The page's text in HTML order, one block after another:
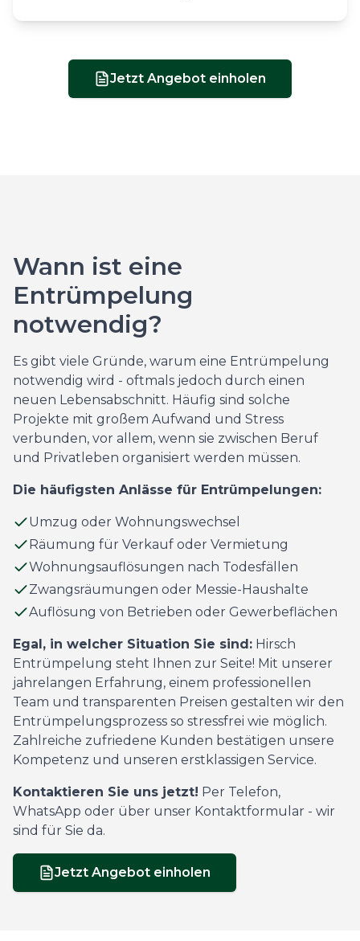
Jetzt Angebot einholen
Wann ist eine
Entrümpelung
notwendig?
Es gibt viele Gründe, warum eine Entrümpelung
notwendig wird - oftmals jedoch durch einen
neuen Lebensabschnitt. Häufig sind solche
Projekte mit großem Aufwand und Stress
verbunden, vor allem, wenn sie zwischen Beruf
und Privatleben organisiert werden müssen.
Die häufigsten Anlässe für Entrümpelungen:
Umzug oder Wohnungswechsel
Räumung für Verkauf oder Vermietung
Wohnungsauflösungen nach Todesfällen
Zwangsräumungen oder Messie-Haushalte
Auflösung von Betrieben oder Gewerbeflächen
Egal, in welcher Situation Sie sind: Hirsch
Entrümpelung steht Ihnen zur Seite! Mit unserer
jahrelangen Erfahrung, einem professionellen
Team und transparenten Preisen gestalten wir den
Entrümpelungsprozess so stressfrei wie möglich.
Zahlreiche zufriedene Kunden bestätigen unsere
Kompetenz und unseren erstklassigen Service.
Kontaktieren Sie uns jetzt! Per Telefon,
WhatsApp oder über unser Kontaktformular - wir
sind für Sie da.
Jetzt Angebot einholen